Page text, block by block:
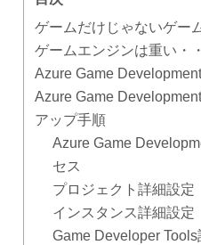
ゲームだけじゃないゲー
ゲームエンジンは重い・
Azure Game
Azure Game
アップ手順
Azure Game
セス
プロジェクト詳細設定
インスタンス詳細設定
Game Developer Tools